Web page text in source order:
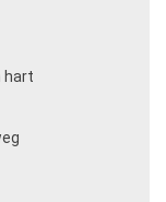
hart